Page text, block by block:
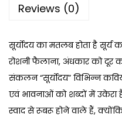
Reviews (0)
सूर्योदय का मतलब होता है सूर्य
रोशनी फैलाना, अंधकार को दूर
संकलन “सूर्योदय” विभिन्न
एवं भावनाओं को शब्दों में
स्वाद से रूबरू होने वाले हैं,